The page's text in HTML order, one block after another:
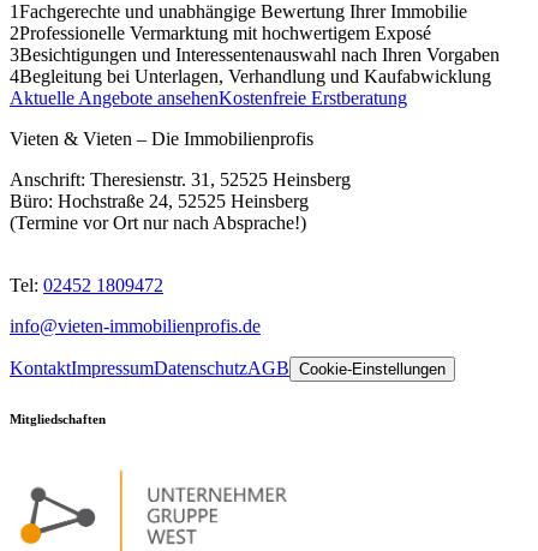
1Fachgerechte und unabhängige Bewertung Ihrer Immobilie
2Professionelle Vermarktung mit hochwertigem Exposé
3Besichtigungen und Interessentenauswahl nach Ihren Vorgaben
4Begleitung bei Unterlagen, Verhandlung und Kaufabwicklung
Aktuelle Angebote ansehenKostenfreie Erstberatung
Vieten & Vieten – Die Immobilienprofis
Anschrift: Theresienstr. 31, 52525 Heinsberg
Büro: Hochstraße 24, 52525 Heinsberg
(Termine vor Ort nur nach Absprache!)
Tel: 02452 1809472
info@vieten-immobilienprofis.de
KontaktImpressumDatenschutzAGB Cookie-Einstellungen
Mitgliedschaften